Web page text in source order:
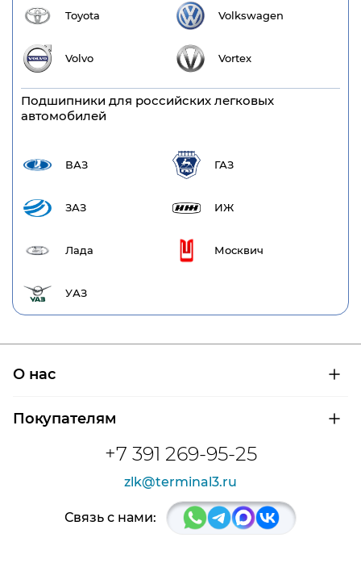
Toyota Volkswagen
Volvo Vortex
Подшипники для российских легковых
автомобилей
ВАЗ ГАЗ
ЗАЗ ИЖ
Лада Москвич
УАЗ
+7 391 269-95-25
zlk@terminal3.ru
О нас
Сертификаты на продукцию
Покупателям
Доставка и оплата
Расшифровка маркировки подшипников
Связь с нами: